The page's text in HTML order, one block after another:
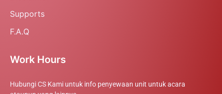
Supports
F.A.Q
Work Hours
Hubungi CS Kami untuk info penyewaan unit untuk acara